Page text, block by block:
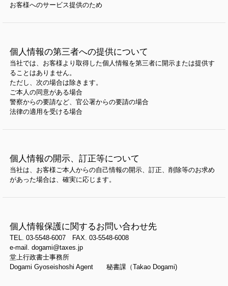
お客様へのサービス提供のため
個人情報の第三者への提供について
当社では、お客様より取得した個人情報を第三者に開示または提供す
ることはありません。
ただし、次の場合は除きます。
ご本人の同意がある場合
警察からの要請など、官公署からの要請の場合
法律の適用を受ける場合
個人情報の開示、訂正等について
当社は、お客様ご本人からの自己情報の開示、訂正、削除等のお求め
があった場合は、確実に応じます。
個人情報保護に関するお問い合わせ先
TEL. 03-5548-6007 FAX. 03-5548-6008
e-mail. dogami@taxes.jp
堂上行政書士事務所
Dogami Gyoseishoshi Agent 秘書課（Takao Dogami)